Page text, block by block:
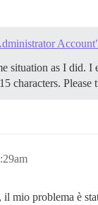
situation as I did.
characters.
mio problema è